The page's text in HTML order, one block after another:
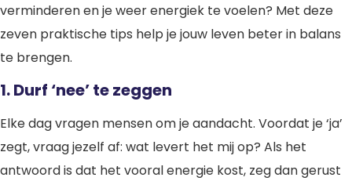
verminderen en je weer energiek te voelen? Met deze
zeven praktische tips help je jouw leven beter in balans
te brengen.
1. Durf ‘nee’ te zeggen
Elke dag vragen mensen om je aandacht. Voordat je ‘ja’
zegt, vraag jezelf af: wat levert het mij op? Als het
antwoord is dat het vooral energie kost, zeg dan gerust